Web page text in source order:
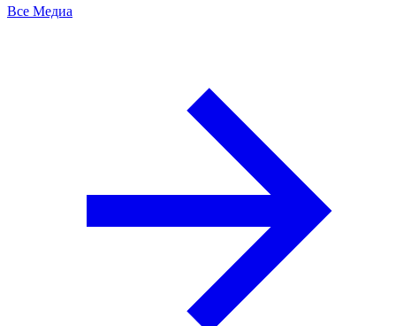
Все Медиа